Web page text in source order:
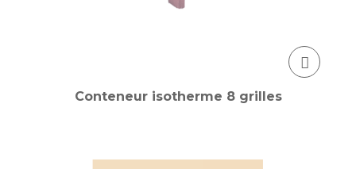
Conteneur isotherme 8 grilles